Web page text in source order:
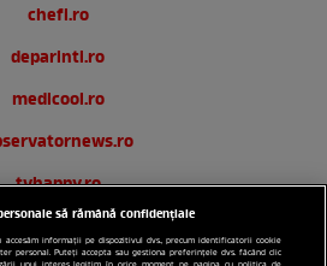
chefi.ro
deparinti.ro
medicool.ro
tvhappy.ro
useit.rosă rămână confidențiale
accesăm informații pe dispozitivul dvs., precum identificatorii cookie
personal. Puteți accepta sau gestiona preferințele dvs. făcând clic